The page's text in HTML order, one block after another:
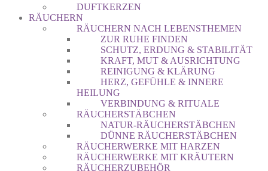
DUFTKERZEN
RÄUCHERN
RÄUCHERN NACH LEBENSTHEMEN
ZUR RUHE FINDEN
SCHUTZ, ERDUNG & STABILITÄT
KRAFT, MUT & AUSRICHTUNG
REINIGUNG & KLÄRUNG
HERZ, GEFÜHLE & INNERE
HEILUNG
VERBINDUNG & RITUALE
RÄUCHERSTÄBCHEN
NATUR-RÄUCHERSTÄBCHEN
DÜNNE RÄUCHERSTÄBCHEN
RÄUCHERWERKE MIT HARZEN
RÄUCHERWERKE MIT KRÄUTERN
RÄUCHERZUBEHÖR